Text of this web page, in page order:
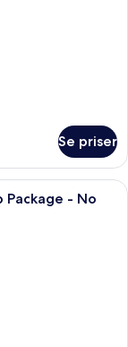
Se priser
med to senge, et
Package - No